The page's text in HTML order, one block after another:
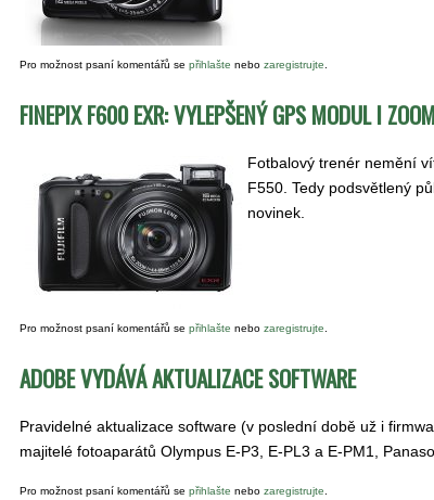
Pro možnost psaní komentářů se přihlašte nebo zaregistrujte
FINEPIX F600 EXR: VYLEPŠENÝ GPS MODUL I
Fotbalový trenér nemění
F550. Tedy podsvětlený
novinek.
Pro možnost psaní komentářů se přihlašte nebo zaregistrujte
ADOBE VYDÁVÁ AKTUALIZACE SOFTWARE
Pravidelné aktualizace software (v poslední době už i
majitelé fotoaparátů Olympus E-P3, E-PL3 a E-PM1,
Pro možnost psaní komentářů se přihlašte nebo zaregistrujte